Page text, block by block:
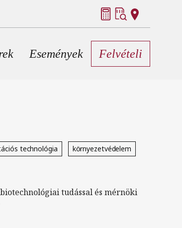
Események Felvételi
technológia
környezetvédelem
tudással és mérnöki